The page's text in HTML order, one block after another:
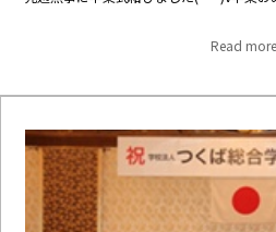
Read more